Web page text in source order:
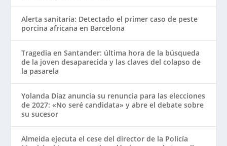
Alerta sanitaria: Detectado el primer caso de peste
porcina africana en Barcelona
Tragedia en Santander: última hora de la búsqueda
de la joven desaparecida y las claves del colapso de
la pasarela
Yolanda Díaz anuncia su renuncia para las elecciones
de 2027: «No seré candidata» y abre el debate sobre
su sucesor
Almeida ejecuta el cese del director de la Policía